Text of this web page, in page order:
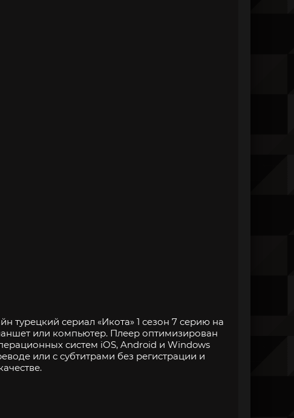
турецкий сериал «Икота» 1 сезон 7 серию на
или компьютер. Плеер оптимизирован
систем iOS, Android и Windows
или с субтитрами без регистрации и